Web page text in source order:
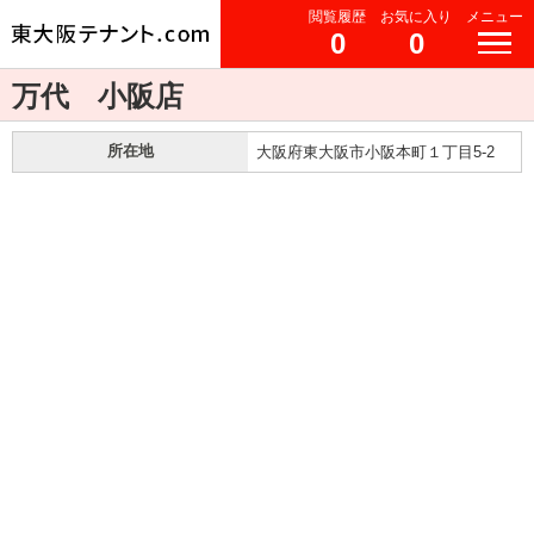
閲覧履歴
0
お気に入り
0
メニュー
万代 小阪店
所在地 大阪府東大阪市小阪本町１丁目5-2